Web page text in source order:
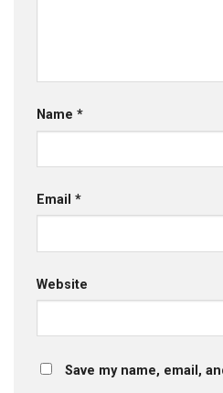
Name *
Email *
Website
Save my name, email,